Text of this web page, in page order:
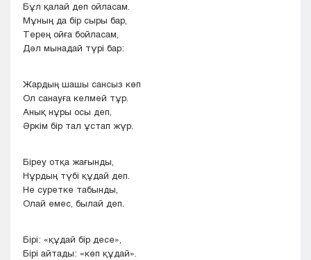
Бұл қалай деп ойласам.
Мұның да бір сыры бар,
Терең ойға бойласам,
Дәл мынадай түрі бар:
Жардың шашы сансыз көп
Ол санауға келмей тұр.
Анық нұры осы деп,
Әркім бір тал ұстап жүр.
Біреу отқа жағынды,
Нұрдың түбі құдай деп.
He суретке табынды,
Олай емес, былай деп.
Бірі: «құдай бір десе»,
Бірі айтады: «көп құдай».